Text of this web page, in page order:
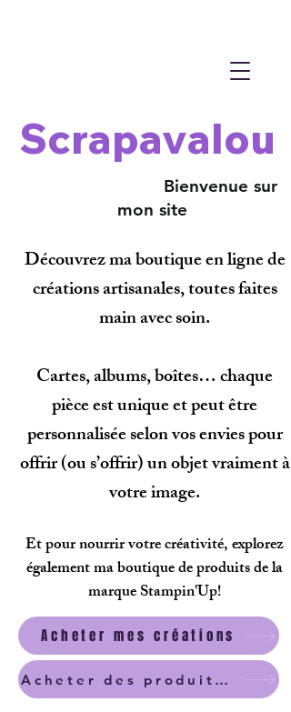
Scrapavalou
Bienvenue sur
mon site
Découvrez ma boutique en ligne de
créations artisanales, toutes faites
main avec soin.
Cartes, albums, boîtes… chaque
pièce est unique et peut être
personnalisée selon vos envies pour
offrir (ou s’offrir) un objet vraiment à
votre image.
Et pour nourrir votre créativité, explorez
également ma boutique de produits de la
marque Stampin'Up!
Acheter mes créations
Acheter des produits scrapbooking